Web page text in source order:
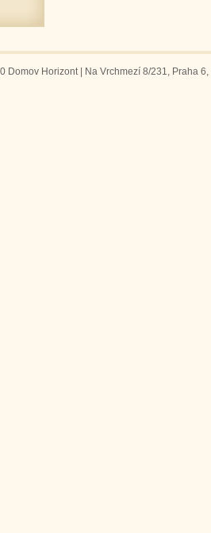
Domov Horizont | Na Vrchmezí 8/231, Praha